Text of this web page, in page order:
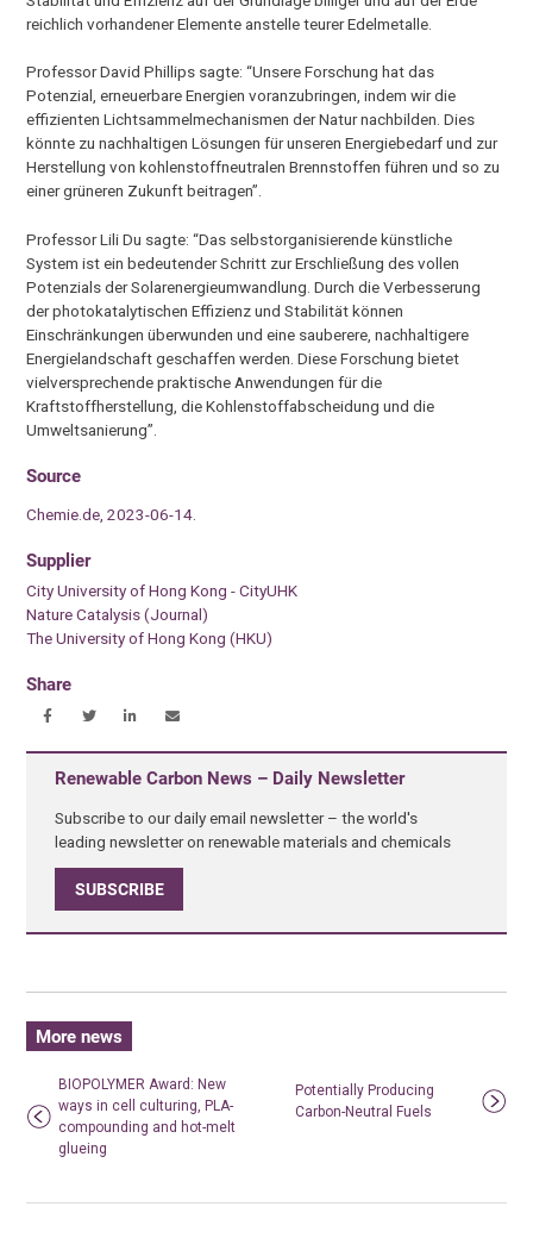
reichlich vorhandener Elemente anstelle teurer Edelmetalle.
Professor David Phillips sagte: “Unsere Forschung hat das
Potenzial, erneuerbare Energien voranzubringen, indem wir die
effizienten Lichtsammelmechanismen der Natur nachbilden. Dies
könnte zu nachhaltigen Lösungen für unseren Energiebedarf und zur
Herstellung von kohlenstoffneutralen Brennstoffen führen und so zu
einer grüneren Zukunft beitragen”.
Professor Lili Du sagte: “Das selbstorganisierende künstliche
System ist ein bedeutender Schritt zur Erschließung des vollen
Potenzials der Solarenergieumwandlung. Durch die Verbesserung
der photokatalytischen Effizienz und Stabilität können
Einschränkungen überwunden und eine sauberere, nachhaltigere
Energielandschaft geschaffen werden. Diese Forschung bietet
vielversprechende praktische Anwendungen für die
Kraftstoffherstellung, die Kohlenstoffabscheidung und die
Umweltsanierung”.
Source
Chemie.de, 2023-06-14.
Supplier
City University of Hong Kong - CityUHK
Nature Catalysis (Journal)
The University of Hong Kong (HKU)
Share
Renewable Carbon News – Daily Newsletter
Subscribe to our daily email newsletter – the world's
leading newsletter on renewable materials and chemicals
SUBSCRIBE
More news
BIOPOLYMER Award: New
ways in cell culturing, PLA-
compounding and hot-melt
glueing
Potentially Producing
Carbon-Neutral Fuels